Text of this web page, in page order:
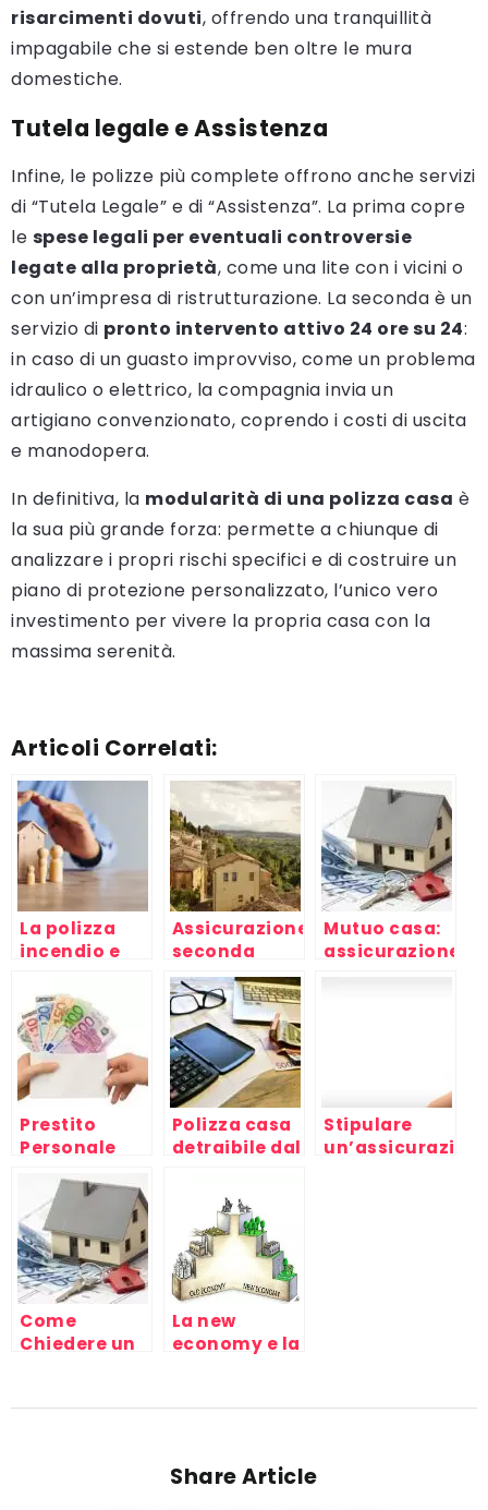
risarcimenti dovuti, offrendo una tranquillità
impagabile che si estende ben oltre le mura
domestiche.
Tutela legale e Assistenza
Infine, le polizze più complete offrono anche servizi
di “Tutela Legale” e di “Assistenza”. La prima copre
le spese legali per eventuali controversie
legate alla proprietà, come una lite con i vicini o
con un’impresa di ristrutturazione. La seconda è un
servizio di pronto intervento attivo 24 ore su 24:
in caso di un guasto improvviso, come un problema
idraulico o elettrico, la compagnia invia un
artigiano convenzionato, coprendo i costi di uscita
e manodopera.
In definitiva, la modularità di una polizza casa è
la sua più grande forza: permette a chiunque di
analizzare i propri rischi specifici e di costruire un
piano di protezione personalizzato, l’unico vero
investimento per vivere la propria casa con la
massima serenità.
Articoli Correlati:
La polizza
incendio e
mutuo:
coperti
anche i danni
della caldaia
a gas
Assicurazione
seconda
casa: come
funziona e
come
scegliere la
migliore
Mutuo casa:
assicurazione
scegliere?
Prestito
Personale
Polizza casa
detraibile dal
quello che
devi sapere
Stipulare
Come
Chiedere un
La new
economy e la
mondo del
Share Article